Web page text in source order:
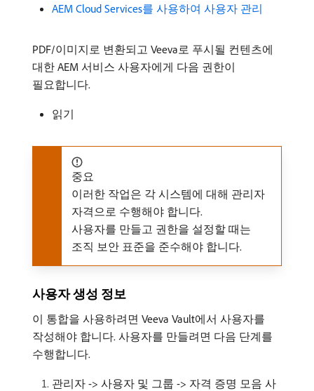
AEM Cloud Services를 사용하여 사용자 관리
PDF/이미지로 변환되고 Veeva로 푸시될 컨텐츠에
대한 AEM 서비스 사용자에게 다음 권한이
필요합니다.
읽기
중요
이러한 작업은 각 시스템에 대해 관리자
자격으로 수행해야 합니다.
사용자를 만들고 권한을 설정할 때는
조직 보안 표준을 준수해야 합니다.
사용자 생성 정보
이 통합을 사용하려면 Veeva Vault에서 사용자를
작성해야 합니다. 사용자를 만들려면 다음 단계를
수행합니다.
관리자 -> 사용자 및 그룹 -> 자격 증명 모음 사